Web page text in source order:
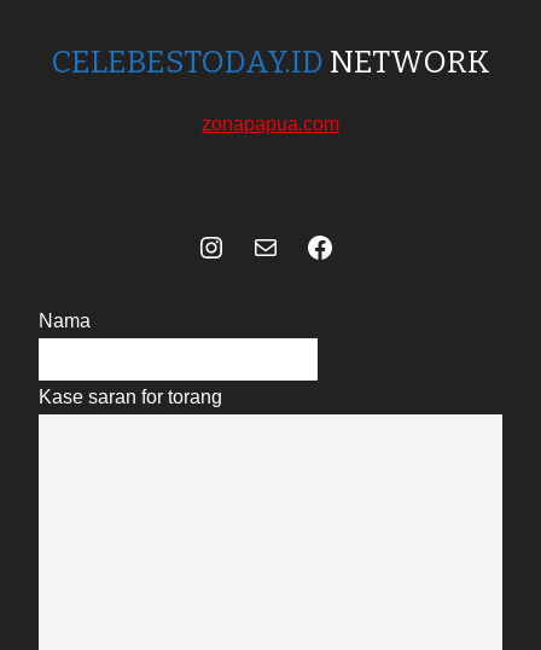
CELEBESTODAY.ID NETWORK
zonapapua.com
Instagram
Mail Celebes Today Social Media
Nama
Kase saran for torang